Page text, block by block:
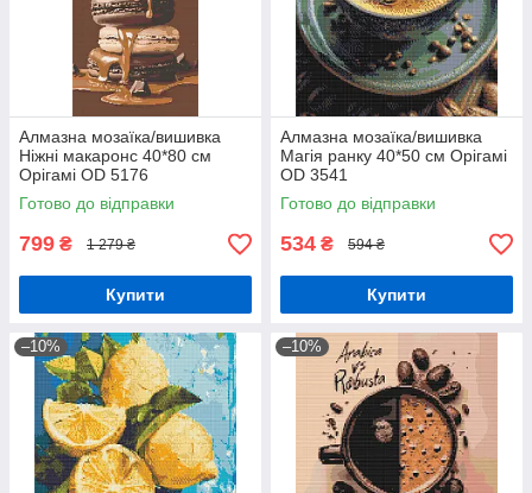
Алмазна мозаїка/вишивка
Ніжні макаронс 40*80 см
Орігамі OD 5176
Готово до відправки
799 ₴ 1 279 ₴
Купити
Алмазна мозаїка/вишивка
Магія ранку 40*50 см Орігамі
OD 3541
Готово до відправки
534 ₴ 594 ₴
Купити
–10% –10%